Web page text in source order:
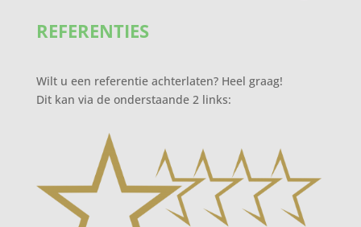
REFERENTIES
Wilt u een referentie achterlaten? Heel graag!
Dit kan via de onderstaande 2 links: